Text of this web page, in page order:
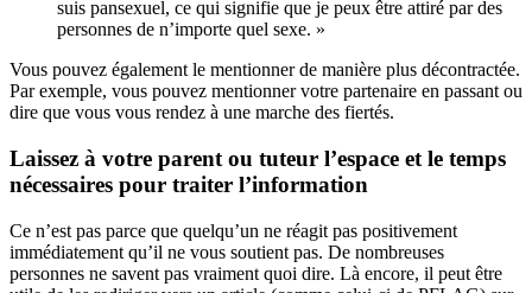
suis pansexuel, ce qui signifie que je peux être attiré par des
personnes de n’importe quel sexe. »
Vous pouvez également le mentionner de manière plus décontractée.
Par exemple, vous pouvez mentionner votre partenaire en passant ou
dire que vous vous rendez à une marche des fiertés.
Laissez à votre parent ou tuteur l’espace et le temps
nécessaires pour traiter l’information
Ce n’est pas parce que quelqu’un ne réagit pas positivement
immédiatement qu’il ne vous soutient pas. De nombreuses
personnes ne savent pas vraiment quoi dire. Là encore, il peut être